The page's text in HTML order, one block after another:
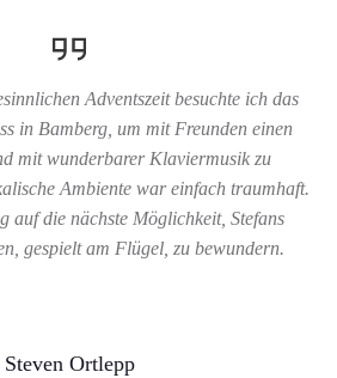
Adventszeit besuchte ich das
in Bamberg, um mit Freunden einen
mit wunderbarer Klaviermusik zu
Ambiente war einfach traumhaft.
auf die nächste Möglichkeit, Stefans
gespielt am Flügel, zu bewundern.
Steven Ortlepp